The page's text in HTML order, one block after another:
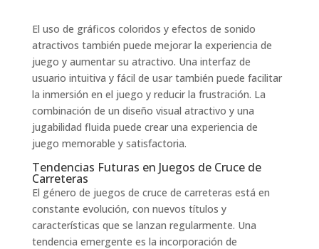
El uso de gráficos coloridos y efectos de sonido
atractivos también puede mejorar la experiencia de
juego y aumentar su atractivo. Una interfaz de
usuario intuitiva y fácil de usar también puede facilitar
la inmersión en el juego y reducir la frustración. La
combinación de un diseño visual atractivo y una
jugabilidad fluida puede crear una experiencia de
juego memorable y satisfactoria.
Tendencias Futuras en Juegos de Cruce de
Carreteras
El género de juegos de cruce de carreteras está en
constante evolución, con nuevos títulos y
características que se lanzan regularmente. Una
tendencia emergente es la incorporación de